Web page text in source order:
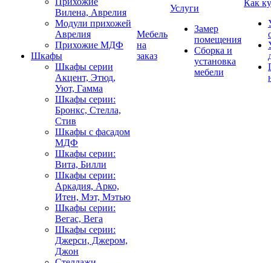
Вилена, Аврелия
Модули прихожей
Аврелия
Прихожие МДФ
Шкафы
Шкафы серии
Акцент, Этюд,
Уют, Гамма
Шкафы серии:
Бронкс, Стелла,
Стив
Шкафы с фасадом
МДФ
Шкафы серии:
Вита, Билли
Шкафы серии:
Аркадия, Арко,
Итен, Мэт, Мэтью
Шкафы серии:
Вегас, Вега
Шкафы серии:
Джерси, Джером,
Джон
Мебель
на
заказ
Услуги
Замер
помещения
Сборка и
установка
мебели
Как